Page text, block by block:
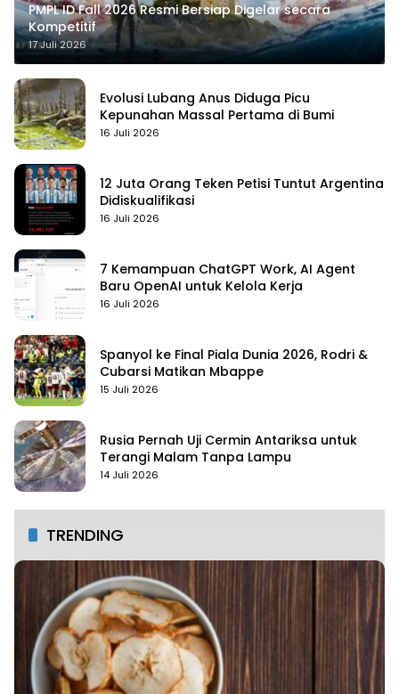
PMPL ID Fall 2026 Resmi Bersiap Digelar secara
Kompetitif
17 Juli 2026
Evolusi Lubang Anus Diduga Picu
Kepunahan Massal Pertama di Bumi
16 Juli 2026
12 Juta Orang Teken Petisi Tuntut Argentina
Didiskualifikasi
16 Juli 2026
7 Kemampuan ChatGPT Work, AI Agent
Baru OpenAI untuk Kelola Kerja
16 Juli 2026
Spanyol ke Final Piala Dunia 2026, Rodri &
Cubarsi Matikan Mbappe
15 Juli 2026
Rusia Pernah Uji Cermin Antariksa untuk
Terangi Malam Tanpa Lampu
14 Juli 2026
TRENDING